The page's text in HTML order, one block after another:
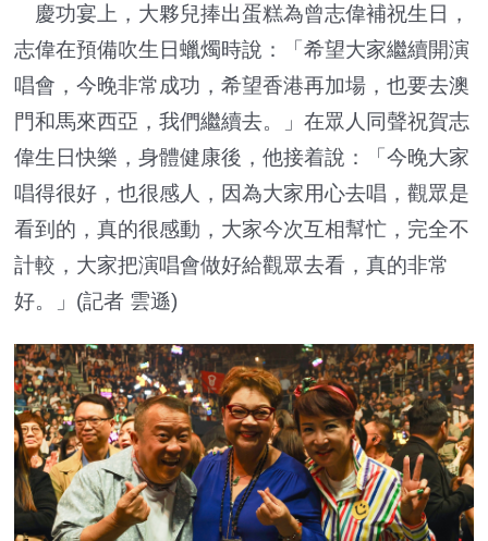
慶功宴上，大夥兒捧出蛋糕為曾志偉補祝生日，
志偉在預備吹生日蠟燭時說：「希望大家繼續開演
唱會，今晚非常成功，希望香港再加場，也要去澳
門和馬來西亞，我們繼續去。」在眾人同聲祝賀志
偉生日快樂，身體健康後，他接着說：「今晚大家
唱得很好，也很感人，因為大家用心去唱，觀眾是
看到的，真的很感動，大家今次互相幫忙，完全不
計較，大家把演唱會做好給觀眾去看，真的非常
好。」(記者 雲遜)